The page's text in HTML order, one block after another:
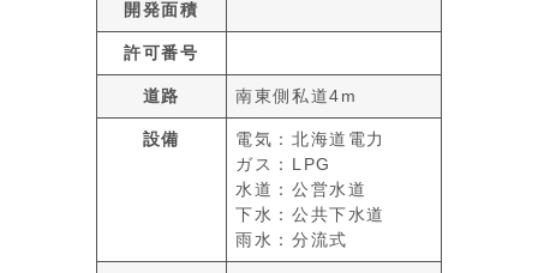
開発面積
許可番号
道路 南東側私道4m
設備
電気：北海道電力
ガス：LPG
水道：公営水道
下水：公共下水道
雨水：分流式